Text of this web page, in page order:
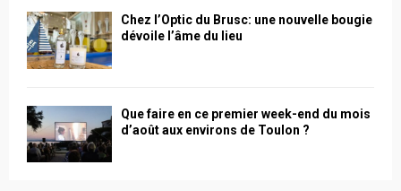
Chez l’Optic du Brusc: une nouvelle bougie
dévoile l’âme du lieu
Que faire en ce premier week-end du mois
d’août aux environs de Toulon ?